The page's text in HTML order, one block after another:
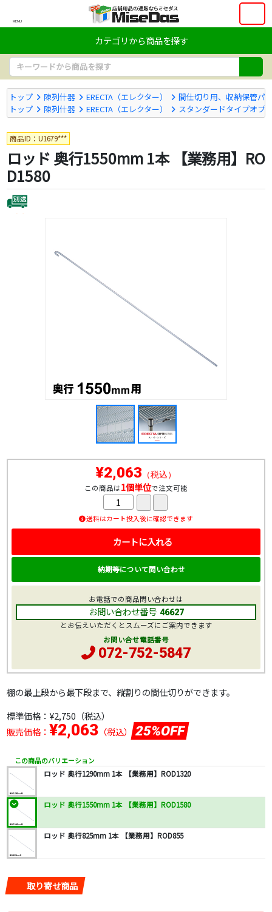
MENU
カテゴリから商品を探す
トップ 陳列什器 ERECTA（エレクター）
間仕切り用、収納保管パ
トップ
陳列什器 ERECTA（エレクター） スタンダードタイプオ
商品ID：U1679***
ロッド 奥行1550mm 1本 【業務用】RO
D1580
棚の最上段から最下段まで、縦割りの間仕切りができます。
標準価格： ¥2,750 （税込）
販売価格： ¥2,063（税込） 25%OFF
この商品のバリエーション
ロッド 奥行1290mm 1本 【業務用】ROD1320
ロッド 奥行1550mm 1本 【業務用】ROD1580
ロッド 奥行825mm 1本 【業務用】ROD855
取り寄せ商品
¥2,063 （税込）
この商品は1個単位で注文可能
送料はカート投入後に確認できます
カートに入れる
納期等について問い合わせ
お電話での商品問い合わせは
お問い合わせ番号 46627
とお伝えいただくとスムーズにご案内できます
お問い合せ電話番号
072-752-5847